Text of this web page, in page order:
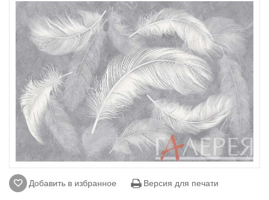
Добавить в избранное Версия для печати